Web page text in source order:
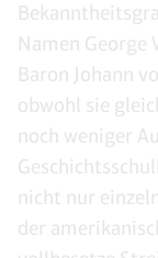
Namen George
Baron Johann
obwohl sie
noch weniger
nicht nur
der